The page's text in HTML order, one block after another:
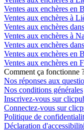
Ventes aux enchères en
Ventes aux enchères à
Ventes aux enchères
Ventes aux enchères à
Ventes aux enchères
Ventes aux enchères en
Ventes aux enchères en
Comment ça fonctionne
Nos réponses aux
Nos conditions générales
Inscrivez-vous sur
Connectez-vous sur
Politique de
Déclaration